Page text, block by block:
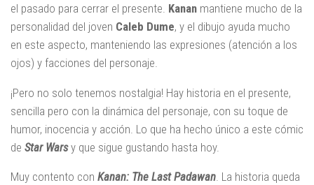
el pasado para cerrar el presente. Kanan mantiene mucho de la
personalidad del joven Caleb Dume, y el dibujo ayuda mucho
en este aspecto, manteniendo las expresiones (atención a los
ojos) y facciones del personaje.
¡Pero no solo tenemos nostalgia! Hay historia en el presente,
sencilla pero con la dinámica del personaje, con su toque de
humor, inocencia y acción. Lo que ha hecho único a este cómic
de Star Warsy que sigue gustando hasta hoy.
Muy contento con Kanan: The Last Padawan. La historia queda